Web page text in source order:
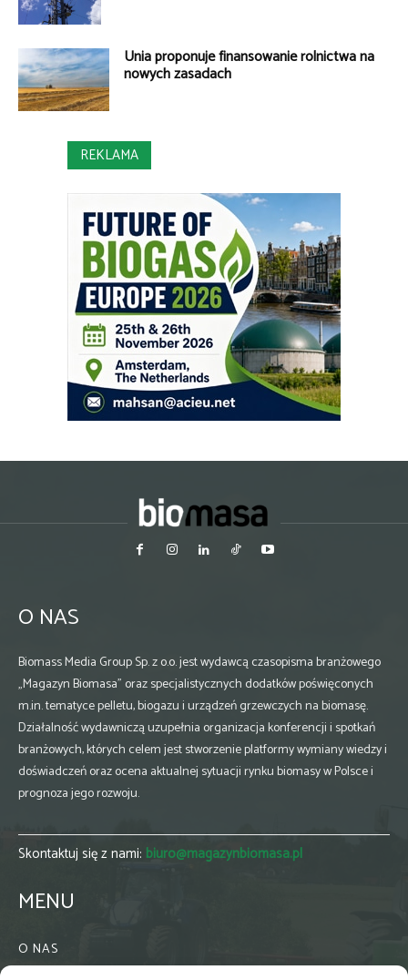
Unia proponuje finansowanie rolnictwa na
nowych zasadach
REKLAMA
O NAS
Biomass Media Group Sp. z o.o. jest wydawcą czasopisma branżowego
„Magazyn Biomasa” oraz specjalistycznych dodatków poświęconych
m.in. tematyce pelletu, biogazu i urządzeń grzewczych na biomasę.
Działalność wydawniczą uzupełnia organizacja konferencji i spotkań
branżowych, których celem jest stworzenie platformy wymiany wiedzy i
doświadczeń oraz ocena aktualnej sytuacji rynku biomasy w Polsce i
prognoza jego rozwoju.
Skontaktuj się z nami: biuro@magazynbiomasa.pl
MENU
O NAS